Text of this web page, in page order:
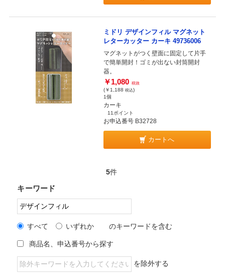
ミドリ デザインフィル マグネット
レターカッター カーキ 49736006
マグネットがつく壁面に固定して片手
で簡単開封！ゴミが出ない封筒開封
器。
￥1,080 税抜
(￥1,188 税込)
1個
カーキ
11ポイント
お申込番号 B32728
カートへ
5件
キーワード
すべて いずれか のキーワードを含む
商品名、申込番号から探す
を除外する